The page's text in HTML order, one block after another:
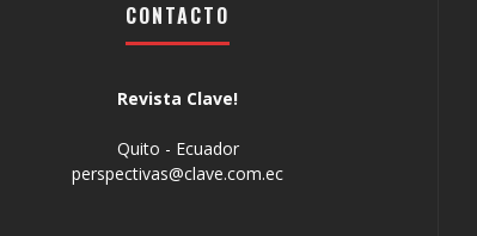
CONTACTO
Revista Clave!
Quito - Ecuador
perspectivas@clave.com.ec